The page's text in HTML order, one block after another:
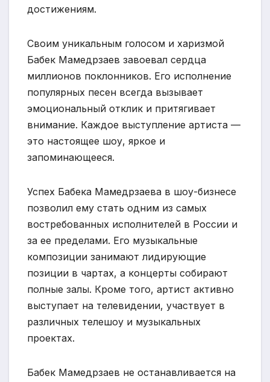
достижениям.
Своим уникальным голосом и харизмой
Бабек Мамедрзаев завоевал сердца
миллионов поклонников. Его исполнение
популярных песен всегда вызывает
эмоциональный отклик и притягивает
внимание. Каждое выступление артиста —
это настоящее шоу, яркое и
запоминающееся.
Успех Бабека Мамедрзаева в шоу-бизнесе
позволил ему стать одним из самых
востребованных исполнителей в России и
за ее пределами. Его музыкальные
композиции занимают лидирующие
позиции в чартах, а концерты собирают
полные залы. Кроме того, артист активно
выступает на телевидении, участвует в
различных телешоу и музыкальных
проектах.
Бабек Мамедрзаев не останавливается на